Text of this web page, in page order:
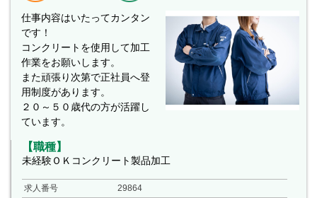
仕事内容はいたってカンタン
です！
コンクリートを使用して加工
作業をお願いします。
また頑張り次第で正社員へ登
用制度があります。
２０～５０歳代の方が活躍し
ています。
【職種】
未経験ＯＫコンクリート製品加工
求人番号
29864